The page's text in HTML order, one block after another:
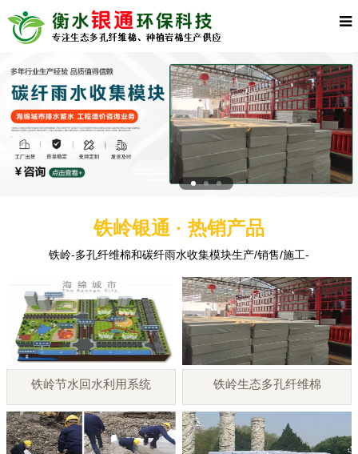
铁岭银通 · 热销产品
铁岭-多孔纤维棉和碳纤雨水收集模块生产/销售/施工-
铁岭节水回水利用系统 铁岭生态多孔纤维棉